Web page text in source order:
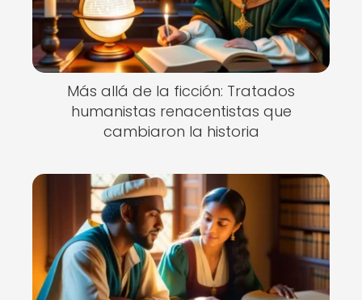
Más allá de la ficción: Tratados
humanistas renacentistas que
cambiaron la historia